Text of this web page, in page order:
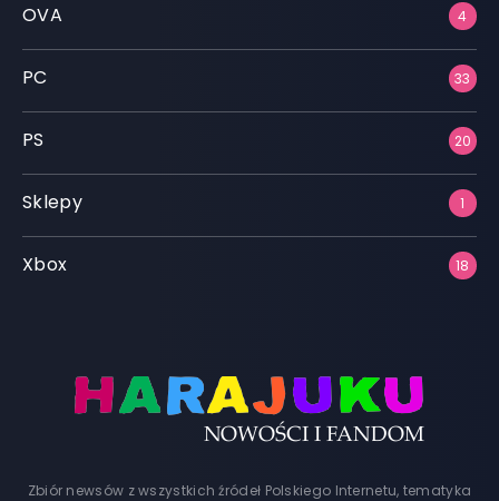
OVA 4
PC 33
PS 20
Sklepy 1
Xbox 18
Zbiór newsów z wszystkich źródeł Polskiego Internetu, tematyka